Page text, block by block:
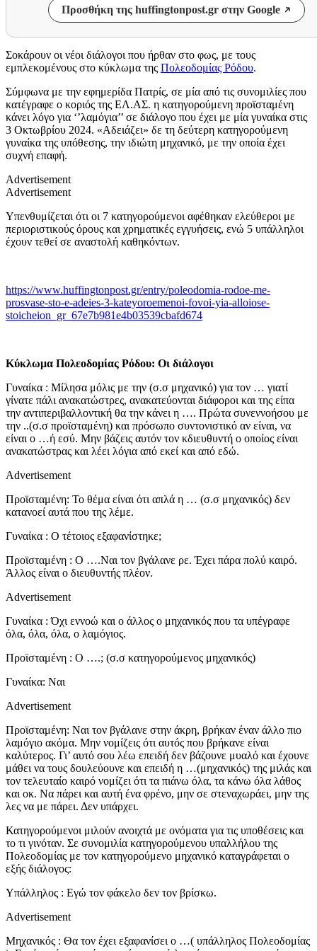
Προσθήκη της huffingtonpost.gr στην Google
Σοκάρουν οι νέοι διάλογοι πoυ ήρθαν στο φως, με τους
εμπλεκομένους στο κύκλωμα της Πολεοδομίας Ρόδου.
Σύμφωνα με την εφημερίδα Πατρίς, σε μία από τις συνομιλίες που
κατέγραφε ο κοριός της ΕΛ.ΑΣ. η κατηγορούμενη προϊσταμένη
κάνει λόγο για ‘’λαμόγια’’ σε διάλογο που έχει με μία γυναίκα στις
3 Οκτωβρίου 2024. «Αδειάζει» δε τη δεύτερη κατηγορούμενη
γυναίκα της υπόθεσης, την ιδιώτη μηχανικό, με την οποία έχει
συχνή επαφή.
Advertisement
Advertisement
Υπενθυμίζεται ότι οι 7 κατηγορούμενοι αφέθηκαν ελεύθεροι με
περιοριστικούς όρους και χρηματικές εγγυήσεις, ενώ 5 υπάλληλοι
έχουν τεθεί σε αναστολή καθηκόντων.
https://www.huffingtonpost.gr/entry/poleodomia-rodoe-me-
prosvase-sto-e-adeies-3-kateyoroemenoi-fovoi-yia-alloiose-
stoicheion_gr_67e7b981e4b03539cbafd674
Κύκλωμα Πολεοδομίας Ρόδου: Οι διάλογοι
Γυναίκα : Μίλησα μόλις με την (σ.σ μηχανικό) για τον … γιατί
γίνατε πάλι ανακατώστρες, ανακατεύονται διάφοροι και της είπα
την αντιπεριβαλλοντική θα την κάνει η …. Πρώτα συνεννοήσου με
την ..(σ.σ προϊσταμένη) και πρόσωπο συντονιστικό αν είναι, να
είναι ο …ή εσύ. Μην βάζεις αυτόν τον κδιευθυντή ο οποίος είναι
ανακατώστρας και λέει λόγια από εκεί και από εδώ.
Advertisement
Προϊσταμένη: Το θέμα είναι ότι απλά η … (σ.σ μηχανικός) δεν
κατανοεί αυτά που της λέμε.
Γυναίκα : Ο τέτοιος εξαφανίστηκε;
Προϊσταμένη : Ο ….Ναι τον βγάλανε ρε. Έχει πάρα πολύ καιρό.
Άλλος είναι ο διευθυντής πλέον.
Advertisement
Γυναίκα : Όχι εννοώ και ο άλλος ο μηχανικός που τα υπέγραφε
όλα, όλα, όλα, ο λαμόγιος.
Προϊσταμένη : Ο ….; (σ.σ κατηγορούμενος μηχανικός)
Γυναίκα: Ναι
Advertisement
Προϊσταμένη: Ναι τον βγάλανε στην άκρη, βρήκαν έναν άλλο πιο
λαμόγιο ακόμα. Μην νομίζεις ότι αυτός που βρήκανε είναι
καλύτερος. Γι’ αυτό σου λέω επειδή δεν βάζουνε μυαλό και έχουνε
μάθει να τους δουλεύουνε και επειδή η …(μηχανικός) της μιλάς και
τον τελευταίο καιρό νομίζει ότι τα πιάνω όλα, τα κάνω όλα λάθος
και οκ. Να πάρει και αυτή ένα φρένο, μην σε στεναχωράει, μην της
λες να με πάρει. Δεν υπάρχει.
Κατηγορούμενοι μιλούν ανοιχτά με ονόματα για τις υποθέσεις και
το τι γινόταν. Σε συνομιλία κατηγορούμενου υπαλλήλου της
Πολεοδομίας με τον κατηγορούμενο μηχανικό καταγράφεται ο
εξής διάλογος:
Υπάλληλος : Εγώ τον φάκελο δεν τον βρίσκω.
Advertisement
Μηχανικός : Θα τον έχει εξαφανίσει ο …( υπάλληλος Πολεοδομίας